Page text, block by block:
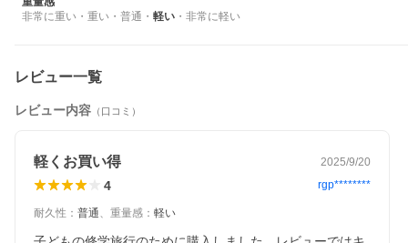
非常に重い ・ 重い ・ 普通 ・ 軽い ・ 非常に軽い
レビュー一覧
レビュー内容 （口コミ）
軽くお買い得 2025/9/20
4 rgp********
耐久性 ： 普通、 重量感 ： 軽い